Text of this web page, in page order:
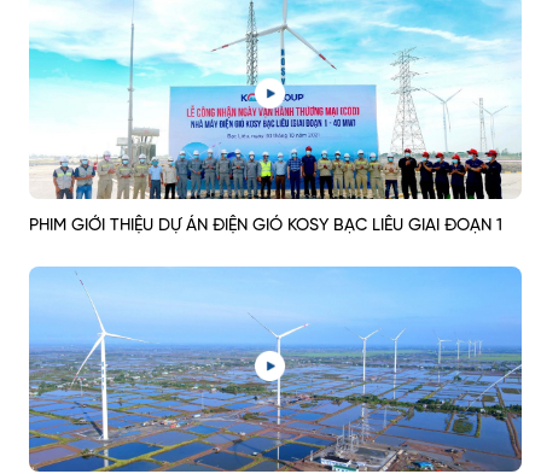
PHIM GIỚI THIỆU DỰ ÁN ĐIỆN GIÓ KOSY BẠC LIÊU GIAI ĐOẠN 1